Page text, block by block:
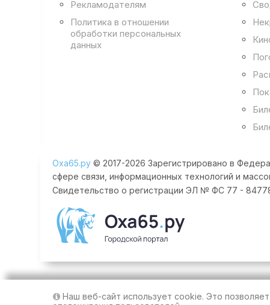
Рекламодателям
Политика в отношении
обработки персональных
данных
Оха65.ру © 2017-2026 Зарегистрировано в
сфере связи, информационных технологий и
Свидетельство о регистрации ЭЛ № ФС 77 -
Наш веб-сайт использует cookie. Это